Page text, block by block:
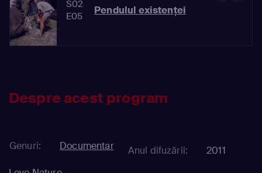
S02
E05
Pendulul existenţei
Despre acest program
Genuri: Documentar Anul difuzării:
2011